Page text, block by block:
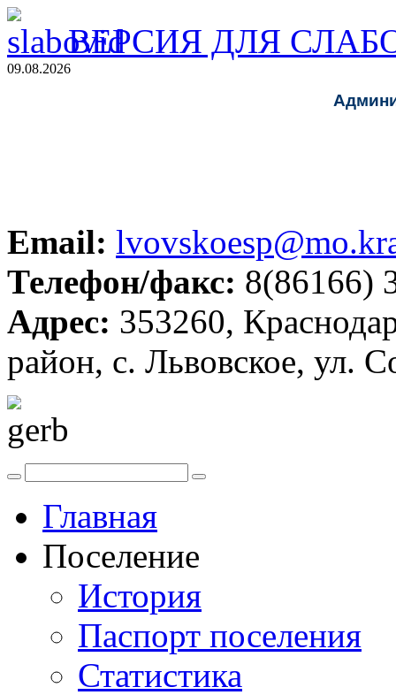
ВЕРСИЯ ДЛЯ
09.08.2026
Email:
Телефон/факс: 8(86166)
Адрес: 353260,
район, с. Львовское, ул.
Главная
Поселение
История
Паспорт поселения
Статистика